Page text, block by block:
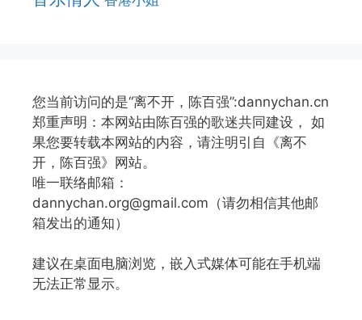
您当前访问的是“离不开，陈百强”:dannychan.cn
郑重声明：本网站由陈百强的歌迷共同建设， 如
果您要转载本网站的内容，请注明引自《离不
开，陈百强》网站。
唯一联络邮箱：
dannychan.org@gmail.com（请勿相信其他邮
箱发出的通知）
建议在桌面电脑浏览，嵌入式媒体可能在手机端
无法正常显示。